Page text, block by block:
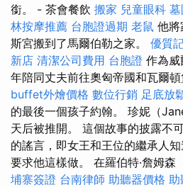
銜。 - 茶會餐飲 搬家 兒童眼科 墓
林按摩推薦 台胞證過期 老鼠 他將
斯宮搬到了馬爾伯勒之家。 優質
新店 清潔公司費用 台胞證 作為
年陪同丈夫前往奧匈帝國和瓦爾頓
buffet外燴價格 數位行銷 足底放
的最後一個孩子約翰。 珍妮（
天后被推開。 這個故事的披露不
的謠言，即女王和王位的繼承人
要求他這樣做。 在羅伯特·詹姆
埔寨簽證 台南律師 助聽器價格 助